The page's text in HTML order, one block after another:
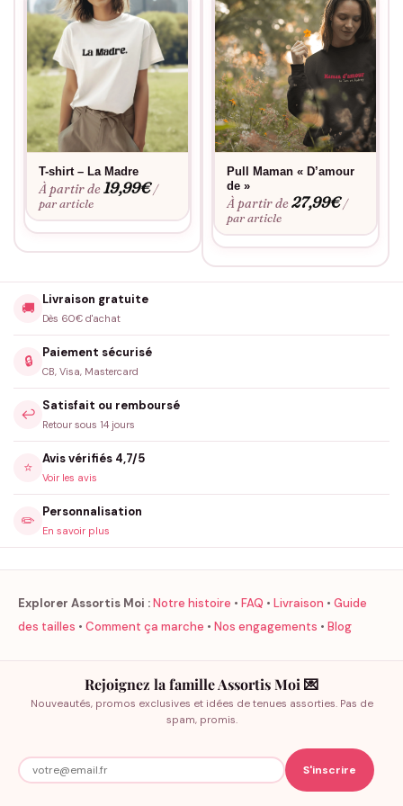
T-shirt – La Madre
À partir de19,99€ /
par article
Pull Maman « D’amour
de »
À partir de27,99€ /
par article
🚚
Livraison gratuite
Dès 60€ d'achat
🔒
Paiement sécurisé
CB, Visa, Mastercard
↩️
Satisfait ou remboursé
Retour sous 14 jours
⭐
Avis vérifiés 4,7/5
Voir les avis
✏️
Personnalisation
En savoir plus
Explorer Assortis Moi :Notre histoire • FAQ • Livraison • Guide
des tailles • Comment ça marche • Nos engagements • Blog
Rejoignez la famille Assortis Moi 💌
Nouveautés, promos exclusives et idées de tenues assorties. Pas de
spam, promis.